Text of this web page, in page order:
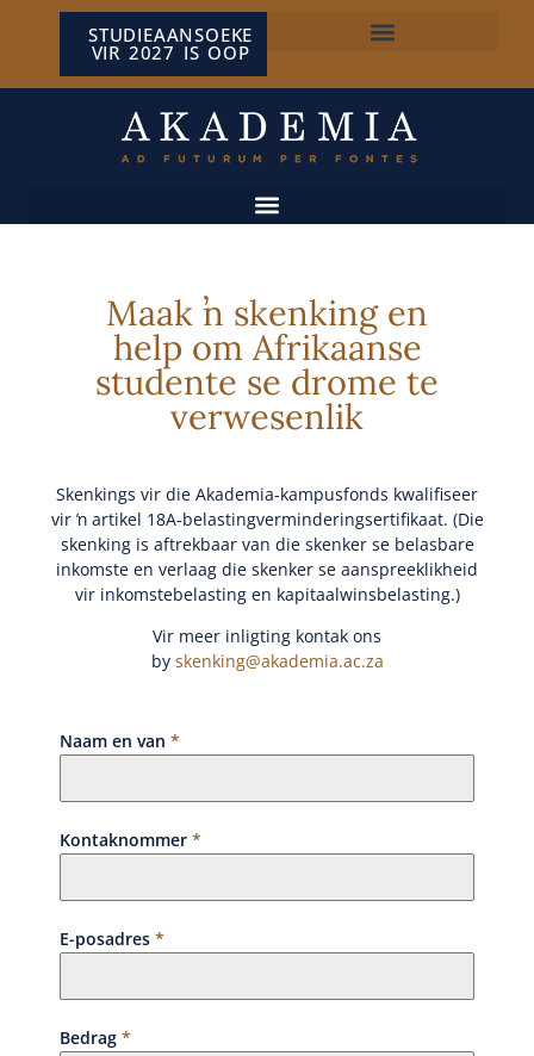
STUDIEAANSOEKE
VIR 2027 IS OOP
Maak ŉ skenking en
help om Afrikaanse
studente se drome te
verwesenlik
Skenkings vir die Akademia-kampusfonds kwalifiseer
vir ŉ artikel 18A-belastingverminderingsertifikaat. (Die
skenking is aftrekbaar van die skenker se belasbare
inkomste en verlaag die skenker se aanspreeklikheid
vir inkomstebelasting en kapitaalwinsbelasting.)
Vir meer inligting kontak ons
by skenking@akademia.ac.za
Naam en van *
Kontaknommer *
E-posadres *
Bedrag *